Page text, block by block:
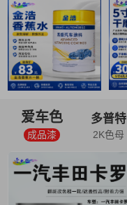
爱车色
成品漆
多普特
2K色母